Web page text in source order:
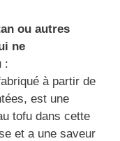
ou autres
ne
:
à partir de
est une
tofu dans cette
et a une saveur